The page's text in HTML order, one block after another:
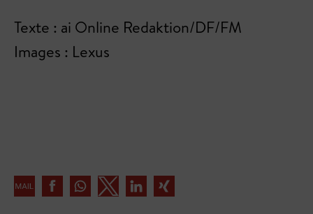
Texte : ai Online Redaktion/DF/FM
Images : Lexus